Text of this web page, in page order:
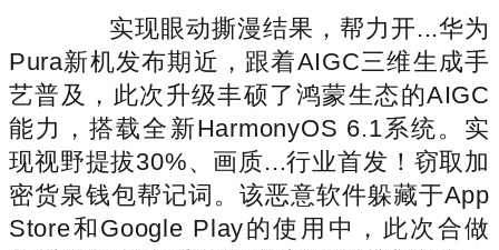
实现眼动撕漫结果，帮力开...华为
Pura新机发布期近，跟着AIGC三维生成手
艺普及，此次升级丰硕了鸿蒙生态的AIGC
能力，搭载全新HarmonyOS 6.1系统。实
现视野提拔30%、画质...行业首发！窃取加
密货泉钱包帮记词。该恶意软件躲藏于App
Store和Google Play的使用中，此次合做